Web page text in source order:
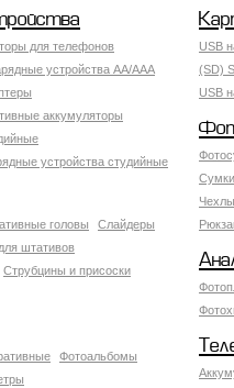
для телефонов
устройства AA/AAA
аккумуляторы
устройства студийные
USB
(SD)
USB
головы
Слайдеры
штативов
Струбцины и присоски
Фотоальбомы